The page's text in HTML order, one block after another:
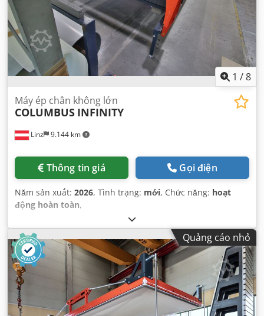
1 /8
Linz 9.144 km
Máy ép chân không lớn
COLUMBUS INFINITY
Thông tin giá Gọi điện
Năm sản xuất: 2026, Tình trạng: mới, Chức năng: hoạt
động hoàn toàn,
Quảng cáo nhỏ